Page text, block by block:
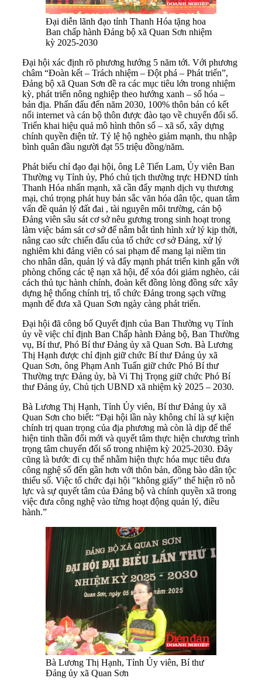
Đại diễn lãnh đạo tỉnh Thanh Hóa tặng hoa
Ban chấp hành Đảng bộ xã Quan Sơn nhiệm
kỳ 2025-2030
Đại hội xác định rõ phương hướng 5 năm tới. Với phương
châm “Đoàn kết – Trách nhiệm – Đột phá – Phát triển”,
Đảng bộ xã Quan Sơn đề ra các mục tiêu lớn trong nhiệm
kỳ, phát triển nông nghiệp theo hướng xanh – số hóa –
bản địa. Phấn đấu đến năm 2030, 100% thôn bản có kết
nối internet và cán bộ thôn được đào tạo về chuyển đổi số.
Triển khai hiệu quả mô hình thôn số – xã số, xây dựng
chính quyền điện tử. Tỷ lệ hộ nghèo giảm mạnh, thu nhập
bình quân đầu người đạt 55 triệu đồng/năm.
Phát biểu chỉ đạo đại hội, ông Lê Tiến Lam, Ủy viên Ban
Thường vụ Tỉnh ủy, Phó chủ tịch thường trực HĐND tỉnh
Thanh Hóa nhấn mạnh, xã cần đẩy mạnh dịch vụ thương
mại, chú trọng phát huy bản sắc văn hóa dân tộc, quan tâm
vấn đề quản lý đất đai , tài nguyên môi trường, cán bộ
Đảng viên sâu sát cơ sở nêu gương trong sinh hoạt trong
làm việc bám sát cơ sở để nắm bắt tình hình xử lý kịp thời,
nâng cao sức chiến đấu của tổ chức cơ sở Đảng, xử lý
nghiêm khi đảng viên có sai phạm để mang lại niềm tin
cho nhân dân, quản lý và đẩy mạnh phát triển kinh gắn với
phòng chống các tệ nạn xã hội, để xóa đói giảm nghèo, cải
cách thủ tục hành chính, đoàn kết đồng lòng đồng sức xây
dựng hệ thống chính trị, tổ chức Đảng trong sạch vững
mạnh để đưa xã Quan Sơn ngày càng phát triển.
Đại hội đã công bố Quyết định của Ban Thường vụ Tỉnh
ủy về việc chỉ định Ban Chấp hành Đảng bộ, Ban Thường
vụ, Bí thư, Phó Bí thư Đảng ủy xã Quan Sơn. Bà Lương
Thị Hạnh được chỉ định giữ chức Bí thư Đảng ủy xã
Quan Sơn, ông Phạm Anh Tuấn giữ chức Phó Bí thư
Thường trực Đảng ủy, bà Vi Thị Trọng giữ chức Phó Bí
thư Đảng ủy, Chủ tịch UBND xã nhiệm kỳ 2025 – 2030.
Bà Lương Thị Hạnh, Tỉnh Ủy viên, Bí thư Đảng ủy xã
Quan Sơn cho biết: “Đại hội lần này không chỉ là sự kiện
chính trị quan trọng của địa phương mà còn là dịp để thể
hiện tinh thần đổi mới và quyết tâm thực hiện chương trình
trọng tâm chuyển đổi số trong nhiệm kỳ 2025-2030. Đây
cũng là bước đi cụ thể nhằm hiện thực hóa mục tiêu đưa
công nghệ số đến gần hơn với thôn bản, đồng bào dân tộc
thiểu số. Việc tổ chức đại hội "không giấy" thể hiện rõ nỗ
lực và sự quyết tâm của Đảng bộ và chính quyền xã trong
việc đưa công nghệ vào từng hoạt động quản lý, điều
hành.”
Bà Lương Thị Hạnh, Tỉnh Ủy viên, Bí thư
Đảng ủy xã Quan Sơn